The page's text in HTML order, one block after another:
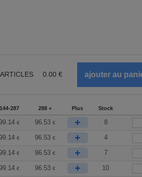
ARTICLES 0.00 €
144-287 288 + Plus Stock
€ 96.53 € + 8
€ 96.53 € + 4
€ 96.53 € + 7
€ 96.53 € + 10